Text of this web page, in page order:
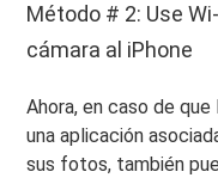
Método # 2: Use
cámara al iPhone
Ahora, en caso de
una aplicación
sus fotos, también